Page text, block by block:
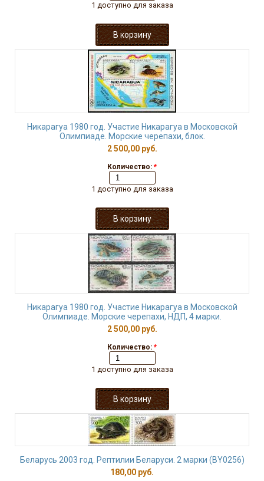
1 доступно для заказа
Никарагуа 1980 год. Участие Никарагуа в Московской
Олимпиаде. Морские черепахи, блок.
2 500,00 руб.
Количество: *
1 доступно для заказа
Никарагуа 1980 год. Участие Никарагуа в Московской
Олимпиаде. Морские черепахи, НДП, 4 марки.
2 500,00 руб.
Количество: *
1 доступно для заказа
Беларусь 2003 год. Рептилии Беларуси. 2 марки (BY0256)
180,00 руб.